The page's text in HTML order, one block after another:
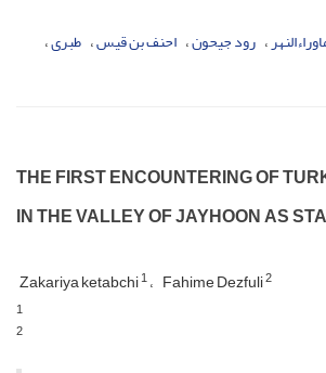
رود جیحون احنف بن قیس طبرى
THE FIRST ENCOUNTERING OF
IN THE VALLEY OF JAYHOON AS
Zakariya ketabchi1 Fahime Dezfuli2
1
2